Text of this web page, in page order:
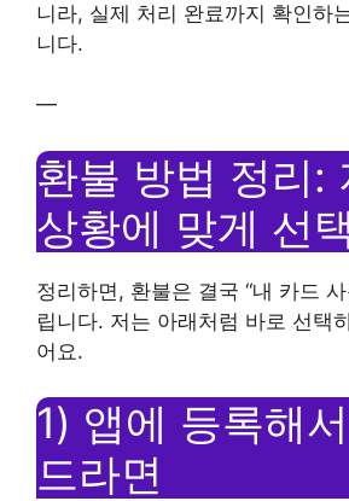
니라, 실제 처리 완료까지 확인하
니다.
—
환불 방법 정리:
상황에 맞게 선
정리하면, 환불은 결국 “내 카드
립니다. 저는 아래처럼 바로 선택
어요.
1) 앱에 등록해
드라면